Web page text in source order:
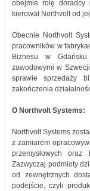
obejmie rolę doradcy
kierował Northvolt od
Obecnie Northvolt
pracowników w
Biznesu w
zawodowymi w
sprawie sprzedaży
zakończenia
O Northvolt Systems:
Northvolt Systems
z zamiarem
przemysłowych oraz
Zazwyczaj podmioty
od zewnętrznych
podejście, czyli